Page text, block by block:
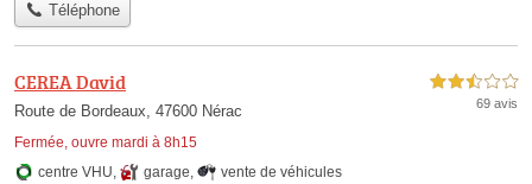
Téléphone
CEREA David
Route de Bordeaux, 47600 Nérac
Fermée, ouvre mardi à 8h15
2,5 étoiles sur 5
69 avis
centre VHU garage vente de véhicules